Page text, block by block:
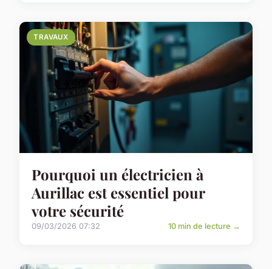
TRAVAUX
Pourquoi un électricien à
Aurillac est essentiel pour
votre sécurité
09/03/2026 07:32 10 min de lecture →